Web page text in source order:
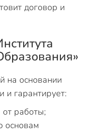
договор и
на основании
и гарантирует:
от работы;
основам